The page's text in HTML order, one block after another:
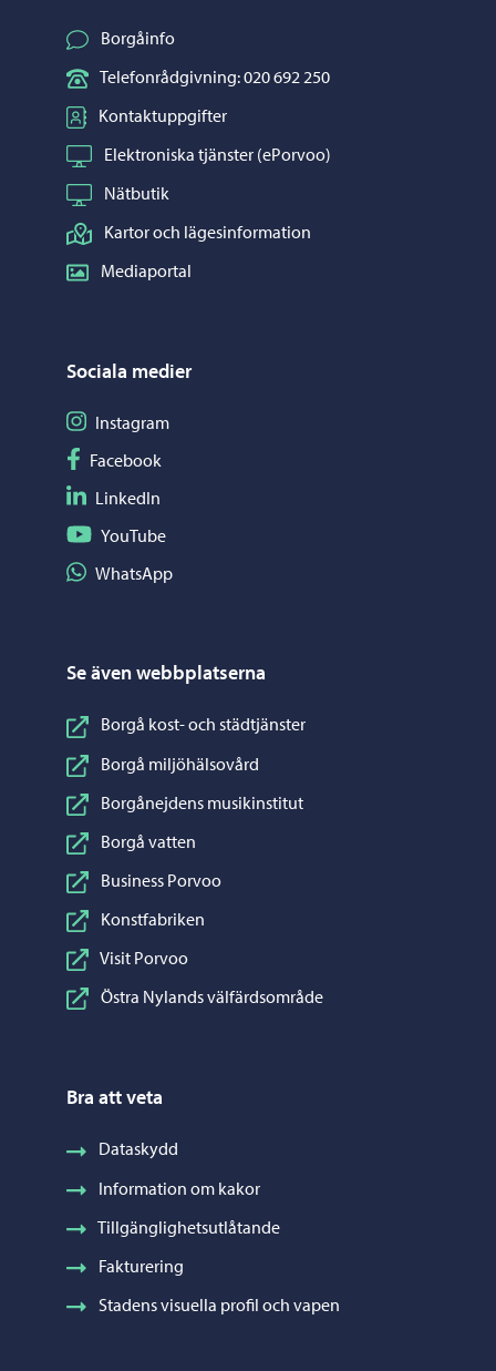
Borgåinfo
Telefonrådgivning: 020 692 250
Kontaktuppgifter
Elektroniska tjänster (ePorvoo)
Nätbutik
Kartor och lägesinformation
Mediaportal
Sociala medier
Följ på Instagram
Instagram
Följ på Facebook
Facebook
Följ på LinkedIn
LinkedIn
Följ på YouTube
YouTube
Dela på WhatsApp
WhatsApp
Se även webbplatserna
Borgå kost- och städtjänster
Borgå miljöhälsovård
Borgånejdens musikinstitut
Borgå vatten
Business Porvoo
Konstfabriken
Visit Porvoo
Östra Nylands välfärdsområde
Bra att veta
Dataskydd
Information om kakor
Tillgänglighetsutlåtande
Fakturering
Stadens visuella profil och vapen